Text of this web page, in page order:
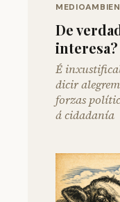
De
interesa?
É
dicir
forzas
á cidadanía